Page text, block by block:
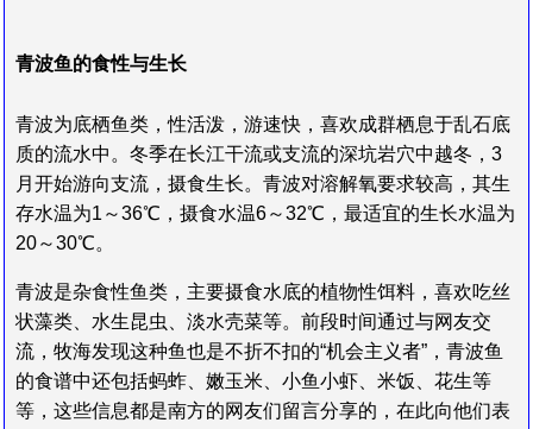
青波鱼的食性与生长
青波为底栖鱼类，性活泼，游速快，喜欢成群栖息于乱石底
质的流水中。冬季在长江干流或支流的深坑岩穴中越冬，3
月开始游向支流，摄食生长。青波对溶解氧要求较高，其生
存水温为1～36℃，摄食水温6～32℃，最适宜的生长水温为
20～30℃。
青波是杂食性鱼类，主要摄食水底的植物性饵料，喜欢吃丝
状藻类、水生昆虫、淡水壳菜等。前段时间通过与网友交
流，牧海发现这种鱼也是不折不扣的“机会主义者”，青波鱼
的食谱中还包括蚂蚱、嫩玉米、小鱼小虾、米饭、花生等
等，这些信息都是南方的网友们留言分享的，在此向他们表